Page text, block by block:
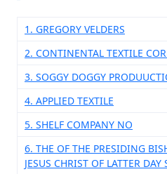
1. GREGORY VELDERS
2. CONTINENTAL TEXTILE
3. SOGGY DOGGY
4. APPLIED TEXTILE
5. SHELF COMPANY NO
6. THE OF THE PRESIDING
JESUS CHRIST OF LATTER DAY